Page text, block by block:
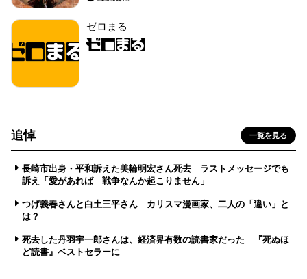
ゼロまる
追悼 一覧を見る
長崎市出身・平和訴えた美輪明宏さん死去 ラストメッセージでも
訴え「愛があれば 戦争なんか起こりません」
つげ義春さんと白土三平さん カリスマ漫画家、二人の「違い」と
は？
死去した丹羽宇一郎さんは、経済界有数の読書家だった 『死ぬほ
ど読書』ベストセラーに